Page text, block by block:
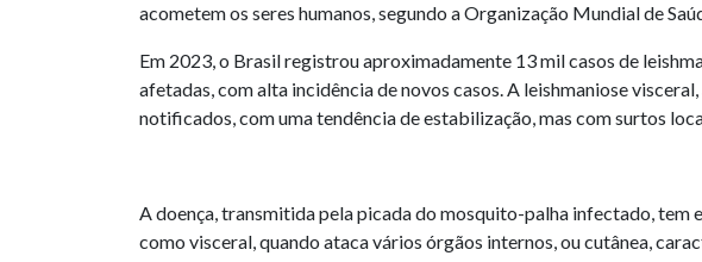
acometem os seres humanos, segundo a Organização Mundial de
Em 2023, o Brasil registrou aproximadamente 13 mil casos de
afetadas, com alta incidência de novos casos. A leishmaniose
notificados, com uma tendência de estabilização, mas com surtos
A doença, transmitida pela picada do mosquito-palha infectado, tem
como visceral, quando ataca vários órgãos internos, ou cutânea,